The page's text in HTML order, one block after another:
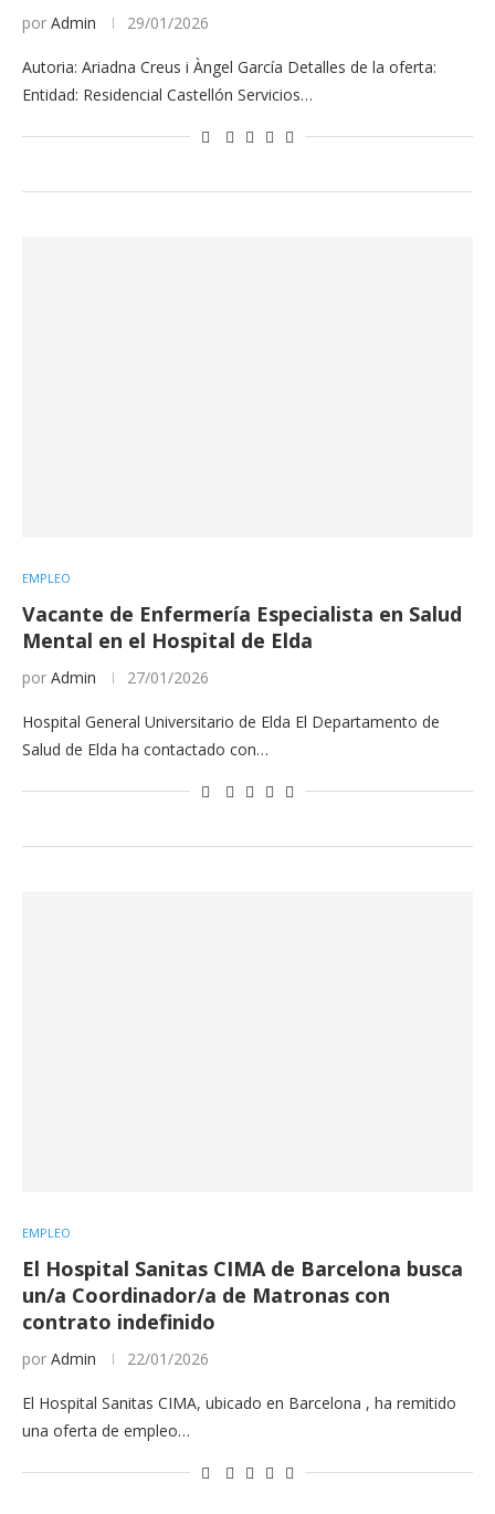
por Admin 29/01/2026
Autoria: Ariadna Creus i Àngel García Detalles de la oferta:
Entidad: Residencial Castellón Servicios…
EMPLEO
Vacante de Enfermería Especialista en Salud
Mental en el Hospital de Elda
por Admin 27/01/2026
Hospital General Universitario de Elda El Departamento de
Salud de Elda ha contactado con…
EMPLEO
El Hospital Sanitas CIMA de Barcelona busca
un/a Coordinador/a de Matronas con
contrato indefinido
por Admin 22/01/2026
El Hospital Sanitas CIMA, ubicado en Barcelona , ha remitido
una oferta de empleo…